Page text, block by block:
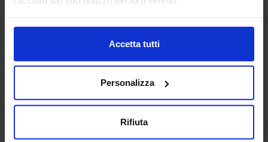
Accetta tutti
Personalizza
Rifiuta
Padiglione:Pad. 14Stand:E31